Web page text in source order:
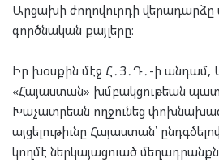
Արցախի ժողովուրդի վերադարձը
գործնական քայլերը։
Իր խօսքին մէջ Հ․Յ․Դ․-ի անդամ,
«Հայաստան» խմբակցութեան
Խաչատրեան ողջունեց
այցելութիւնը Հայաստան՝
կողմէ ներկայացուած